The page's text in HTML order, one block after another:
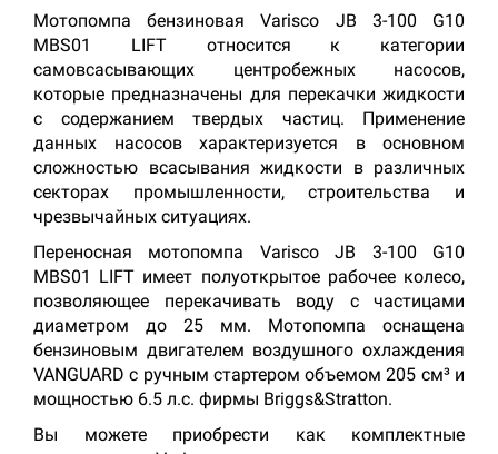
Мотопомпа бензиновая Varisco JB 3-100 G10
MBS01 LIFT относится к категории
самовсасывающих центробежных насосов,
которые предназначены для перекачки жидкости
с содержанием твердых частиц. Применение
данных насосов характеризуется в основном
сложностью всасывания жидкости в различных
секторах промышленности, строительства и
чрезвычайных ситуациях.
Переносная мотопомпа Varisco JB 3-100 G10
MBS01 LIFT имеет полуоткрытое рабочее колесо,
позволяющее перекачивать воду с частицами
диаметром до 25 мм. Мотопомпа оснащена
бензиновым двигателем воздушного охлаждения
VANGUARD с ручным стартером объемом 205 см³ и
мощностью 6.5 л.с. фирмы Briggs&Stratton.
Вы можете приобрести как комплектные